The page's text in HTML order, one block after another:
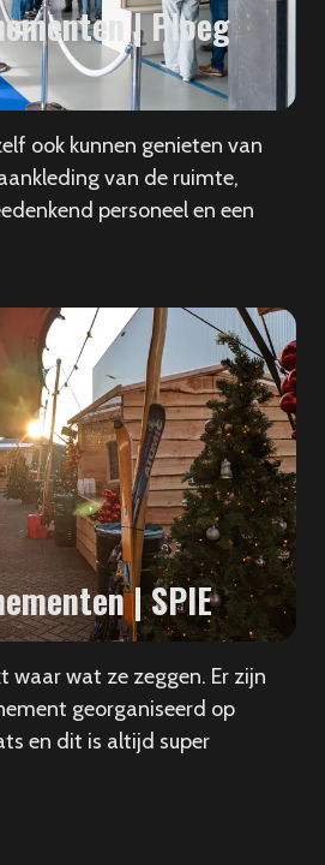
| Ploeg
ook kunnen genieten van
van de ruimte,
personeel en een
| SPIE
waar wat ze zeggen. Er zijn
georganiseerd op
en dit is altijd super